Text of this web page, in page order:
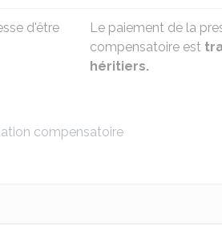
compensatoire
d'être
Le paiement de la
compensatoire est
héritiers.